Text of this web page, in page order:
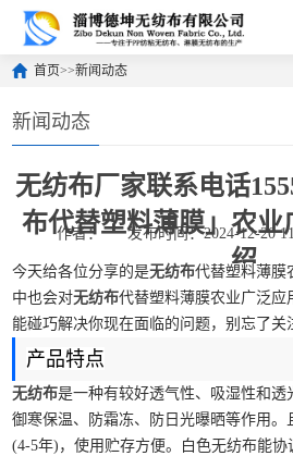
首页>>新闻动态
新闻动态
无纺布厂家联系电话
布代替塑料薄膜」农业
绍
作者： 发布时间：2024-12-20
今天给各位分享的是无纺布代替塑料薄膜
中也会对无纺布代替塑料薄膜农业广泛应
能碰巧解决你现在面临的问题，别忘了关
产品特点
无纺布是一种有较好透气性、吸湿性和
御寒保温、防霜冻、防日光曝晒等作用
(4-5年)，使用贮存方便。白色无纺布能